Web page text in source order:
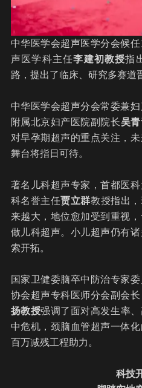
中华医学会超声医学分会候
声医学科主任李建初教授指
路，提出了临床、研究多赛道
中华医学会超声分会常委兼
附属北京妇产医院副院长吴
对早孕期超声的重点关注，
舞台将指日可待。
著名儿科超声专家，首都医
科名誉主任贾立群教授指出
来越大，地位愈加受到重视
做儿科超声。小儿超声仍有
索开拓。
国家卫健委脑卒中防治专家
协会超声专科医师分会副会
扬教授强调了面对高发生率
中危机，颈脑血管超声一体
百万减残工程助力。
科技